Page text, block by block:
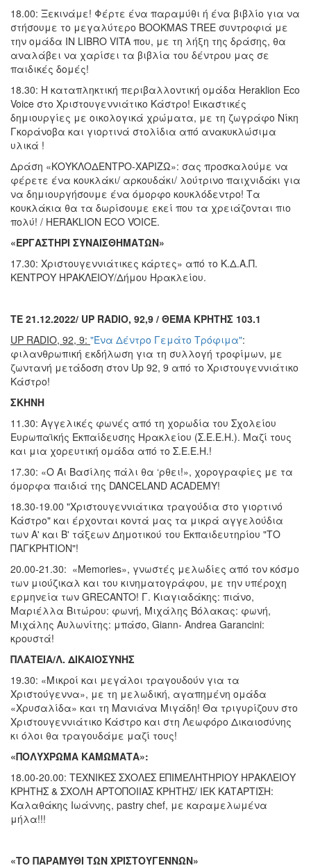
18.00: Ξεκινάμε! Φέρτε ένα παραμύθι ή ένα βιβλίο για να
στήσουμε το μεγαλύτερο BOOKMAS TREE συντροφιά με
την ομάδα IN LIBRO VITA που, με τη λήξη της δράσης, θα
αναλάβει να χαρίσει τα βιβλία του δέντρου μας σε
παιδικές δομές!
18.30: Η καταπληκτική περιβαλλοντική ομάδα Heraklion Eco
Voice στο Χριστουγεννιάτικο Κάστρο! Εικαστικές
δημιουργίες με οικολογικά χρώματα, με τη ζωγράφο Νίκη
Γκοράνοβα και γιορτινά στολίδια από ανακυκλώσιμα
υλικά !
Δράση «ΚΟΥΚΛΟΔΕΝΤΡΟ-ΧΑΡΙΖΩ»: σας προσκαλούμε να
φέρετε ένα κουκλάκι/ αρκουδάκι/ λούτρινο παιχνιδάκι για
να δημιουργήσουμε ένα όμορφο κουκλόδεντρο! Τα
κουκλάκια θα τα δωρίσουμε εκεί που τα χρειάζονται πιο
πολύ! / HERAKLION ECO VOICE.
«ΕΡΓΑΣΤΗΡΙ ΣΥΝΑΙΣΘΗΜΑΤΩΝ»
17.30: Χριστουγεννιάτικες κάρτες» από το Κ.Δ.Α.Π.
ΚΕΝΤΡΟΥ ΗΡΑΚΛΕΙΟΥ/Δήμου Ηρακλείου.
ΤΕ 21.12.2022/ UP RADIO, 92,9 / ΘΕΜΑ ΚΡΗΤΗΣ 103.1
UP RADIO, 92, 9: "Ένα Δέντρο Γεμάτο Τρόφιμα":
φιλανθρωπική εκδήλωση για τη συλλογή τροφίμων, με
ζωντανή μετάδοση στον Up 92, 9 από το Χριστουγεννιάτικο
Κάστρο!
ΣΚΗΝΗ
11.30: Αγγελικές φωνές από τη χορωδία του Σχολείου
Ευρωπαϊκής Εκπαίδευσης Ηρακλείου (Σ.Ε.Ε.Η.). Μαζί τους
και μια χορευτική ομάδα από το Σ.Ε.Ε.Η.!
17.30: «Ο Άι Βασίλης πάλι θα ‘ρθει!», χορογραφίες με τα
όμορφα παιδιά της DANCELAND ACADEMY!
18.30-19.00 "Χριστουγεννιάτικα τραγούδια στο γιορτινό
Kάστρο" και έρχονται κοντά μας τα μικρά αγγελούδια
των Α' και Β' τάξεων Δημοτικού του Εκπαιδευτηρίου "ΤΟ
ΠΑΓΚΡΗΤΙΟΝ"!
20.00-21.30: «Memories», γνωστές μελωδίες από τον κόσμο
των μιούζικαλ και του κινηματογράφου, με την υπέροχη
ερμηνεία των GRECANTO! Γ. Κιαγιαδάκης: πιάνο,
Μαριέλλα Βιτώρου: φωνή, Mιχάλης Βόλακας: φωνή,
Mιχάλης Aυλωνίτης: μπάσο, Giann- Andrea Garancini:
κρουστά!
ΠΛΑΤΕΙΑ/Λ. ΔΙΚΑΙΟΣΥΝΗΣ
19.30: «Μικροί και μεγάλοι τραγουδούν για τα
Χριστούγεννα», με τη μελωδική, αγαπημένη ομάδα
«Χρυσαλίδα» και τη Μανιάνα Μιγάδη! Θα τριγυρίζουν στο
Χριστουγεννιάτικο Κάστρο και στη Λεωφόρο Δικαιοσύνης
κι όλοι θα τραγουδάμε μαζί τους!
«ΠΟΛΥΧΡΩΜΑ ΚΑΜΩΜΑΤΑ»:
18.00-20.00: ΤΕΧΝΙΚΕΣ ΣΧΟΛΕΣ ΕΠΙΜΕΛΗΤΗΡΙΟΥ ΗΡΑΚΛΕΙΟΥ
ΚΡΗΤΗΣ & ΣΧΟΛΗ ΑΡΤΟΠΟΙΙΑΣ ΚΡΗΤΗΣ/ ΙΕΚ ΚΑΤΑΡΤΙΣΗ:
Καλαθάκης Ιωάννης, pastry chef, με καραμελωμένα
μήλα!!!
«ΤΟ ΠΑΡΑΜΥΘΙ ΤΩΝ ΧΡΙΣΤΟΥΓΕΝΝΩΝ»